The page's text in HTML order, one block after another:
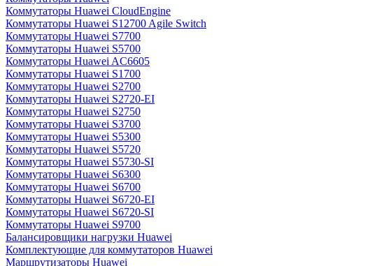
Коммутаторы Huawei CloudEngine
Коммутаторы Huawei S12700 Agile Switch
Коммутаторы Huawei S7700
Коммутаторы Huawei S5700
Коммутаторы Huawei AC6605
Коммутаторы Huawei S1700
Коммутаторы Huawei S2700
Коммутаторы Huawei S2720-EI
Коммутаторы Huawei S2750
Коммутаторы Huawei S3700
Коммутаторы Huawei S5300
Коммутаторы Huawei S5720
Коммутаторы Huawei S5730-SI
Коммутаторы Huawei S6300
Коммутаторы Huawei S6700
Коммутаторы Huawei S6720-EI
Коммутаторы Huawei S6720-SI
Коммутаторы Huawei S9700
Балансировщики нагрузки Huawei
Комплектующие для коммутаторов Huawei
Маршрутизаторы Huawei